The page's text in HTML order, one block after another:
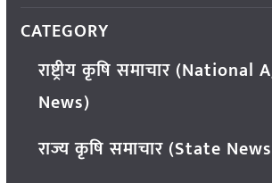
CATEGORY
राष्ट्रीय कृषि समाचार
News)
राज्य कृषि समाचार (State